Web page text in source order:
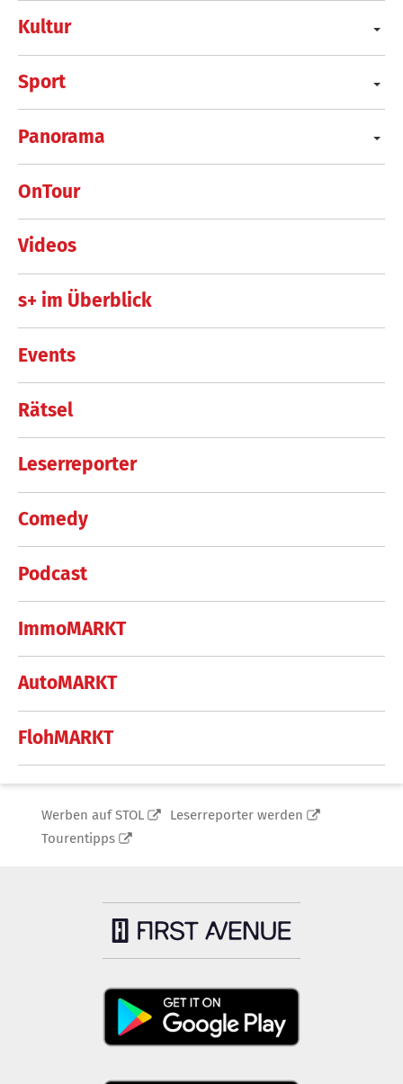
Kultur
Sport
Panorama
OnTour
Videos
s+ im Überblick
Events
Rätsel
Leserreporter
Comedy
Podcast
ImmoMARKT
AutoMARKT
FlohMARKT
Werben auf STOL
Leserreporter werden
Tourentipps